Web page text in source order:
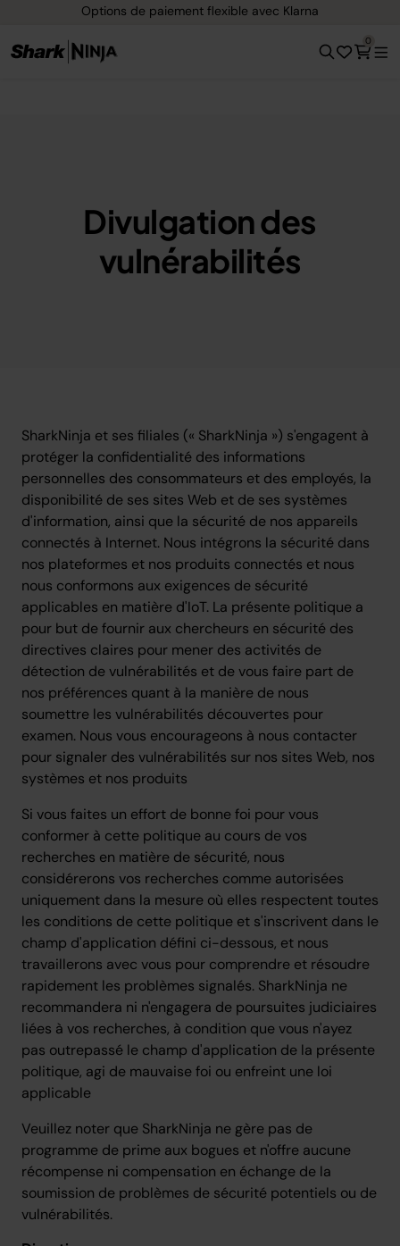
Options de paiement flexible avec Klarna
0
Divulgation des
vulnérabilités
SharkNinja et ses filiales (« SharkNinja ») s'engagent à
protéger la confidentialité des informations
personnelles des consommateurs et des employés, la
disponibilité de ses sites Web et de ses systèmes
d'information, ainsi que la sécurité de nos appareils
connectés à Internet. Nous intégrons la sécurité dans
nos plateformes et nos produits connectés et nous
nous conformons aux exigences de sécurité
applicables en matière d'IoT. La présente politique a
pour but de fournir aux chercheurs en sécurité des
directives claires pour mener des activités de
détection de vulnérabilités et de vous faire part de
nos préférences quant à la manière de nous
soumettre les vulnérabilités découvertes pour
examen. Nous vous encourageons à nous contacter
pour signaler des vulnérabilités sur nos sites Web, nos
systèmes et nos produits
Si vous faites un effort de bonne foi pour vous
conformer à cette politique au cours de vos
recherches en matière de sécurité, nous
considérerons vos recherches comme autorisées
uniquement dans la mesure où elles respectent toutes
les conditions de cette politique et s'inscrivent dans le
champ d'application défini ci-dessous, et nous
travaillerons avec vous pour comprendre et résoudre
rapidement les problèmes signalés. SharkNinja ne
recommandera ni n'engagera de poursuites judiciaires
liées à vos recherches, à condition que vous n'ayez
pas outrepassé le champ d'application de la présente
politique, agi de mauvaise foi ou enfreint une loi
applicable
Veuillez noter que SharkNinja ne gère pas de
programme de prime aux bogues et n'offre aucune
récompense ni compensation en échange de la
soumission de problèmes de sécurité potentiels ou de
vulnérabilités.